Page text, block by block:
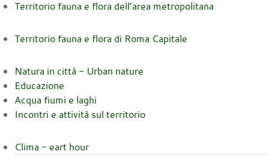
Territorio fauna e flora dell’area metropolitana
Territorio fauna e flora di Roma Capitale
Natura in città - Urban nature
Educazione
Acqua fiumi e laghi
Incontri e attività sul territorio
Clima - eart hour